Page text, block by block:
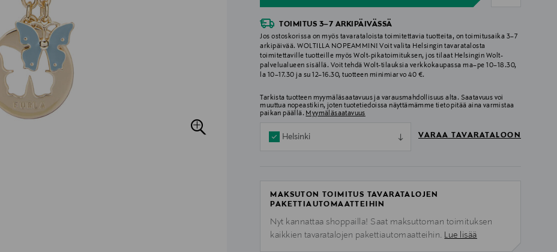
TOIMITUS 3–7 ARKIPÄIVÄSSÄ
Jos ostoskorissa on myös tavarataloista toimitettavia tuotteita, on toimitusaika 3–7
arkipäivää. WOLTILLA NOPEAMMIN! Voit valita Helsingin tavaratalosta
toimitettaville tuotteille myös Wolt-pikatoimituksen, jos tilaat Helsingin Wolt-
palvelualueen sisällä. Voit tehdä Wolt-tilauksia verkkokaupassa ma–pe 10–18.30,
la 10–17.30 ja su 12–16.30, tuotteen minimiarvo 40 €.
Tarkista tuotteen myymäläsaatavuus ja varausmahdollisuus alta. Saatavuus voi
muuttua nopeastikin, joten tuotetiedoissa näyttämämme tieto pitää aina varmistaa
paikan päällä. Myymäläsaatavuus
Helsinki VARAA TAVARATALOON
MAKSUTON TOIMITUS TAVARATALOJEN
PAKETTIAUTOMAATTEIHIN
Nyt kannattaa shoppailla! Saat maksuttoman toimituksen
kaikkien tavaratalojen pakettiautomaatteihin. Lue lisää